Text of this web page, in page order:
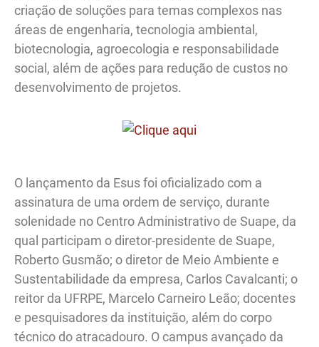
criação de soluções para temas complexos nas
áreas de engenharia, tecnologia ambiental,
biotecnologia, agroecologia e responsabilidade
social, além de ações para redução de custos no
desenvolvimento de projetos.
O lançamento da Esus foi oficializado com a
assinatura de uma ordem de serviço, durante
solenidade no Centro Administrativo de Suape, da
qual participam o diretor-presidente de Suape,
Roberto Gusmão; o diretor de Meio Ambiente e
Sustentabilidade da empresa, Carlos Cavalcanti; o
reitor da UFRPE, Marcelo Carneiro Leão; docentes
e pesquisadores da instituição, além do corpo
técnico do atracadouro. O campus avançado da